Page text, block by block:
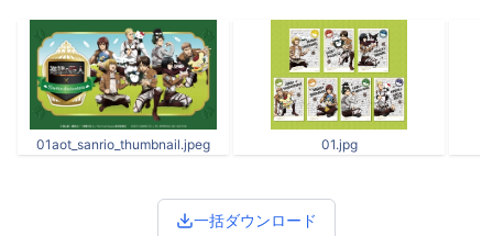
01aot_sanrio_thumbnail.jpeg 01.jpg
一括ダウンロード